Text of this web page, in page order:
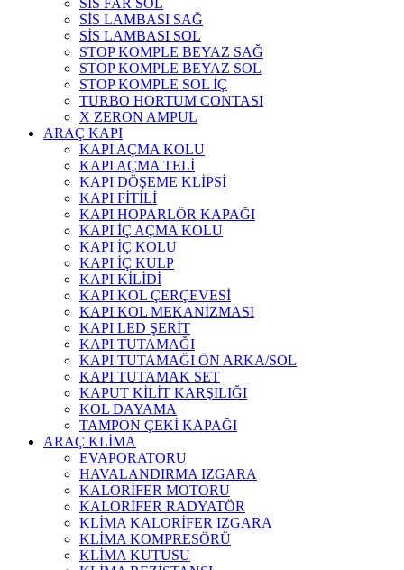
SİS FAR SOL
SİS LAMBASI SAĞ
SİS LAMBASI SOL
STOP KOMPLE BEYAZ SAĞ
STOP KOMPLE BEYAZ SOL
STOP KOMPLE SOL İÇ
TURBO HORTUM CONTASI
X ZERON AMPUL
ARAÇ KAPI
KAPI AÇMA KOLU
KAPI AÇMA TELİ
KAPI DÖŞEME KLİPSİ
KAPI FİTİLİ
KAPI HOPARLÖR KAPAĞI
KAPI İÇ AÇMA KOLU
KAPI İÇ KOLU
KAPI İÇ KULP
KAPI KİLİDİ
KAPI KOL ÇERÇEVESİ
KAPI KOL MEKANİZMASI
KAPI LED ŞERİT
KAPI TUTAMAĞI
KAPI TUTAMAĞI ÖN ARKA/SOL
KAPI TUTAMAK SET
KAPUT KİLİT KARŞILIĞI
KOL DAYAMA
TAMPON ÇEKİ KAPAĞI
ARAÇ KLİMA
EVAPORATORU
HAVALANDIRMA IZGARA
KALORİFER MOTORU
KALORİFER RADYATÖR
KLİMA KALORİFER IZGARA
KLİMA KOMPRESÖRÜ
KLİMA KUTUSU